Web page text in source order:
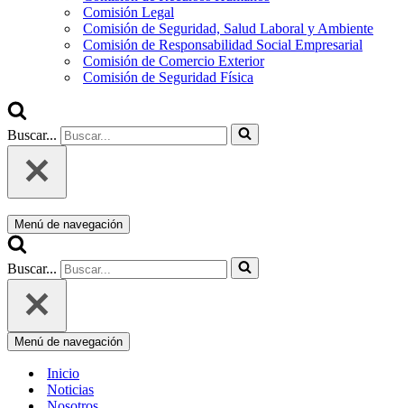
Comisión Legal
Comisión de Seguridad, Salud Laboral y Ambiente
Comisión de Responsabilidad Social Empresarial
Comisión de Comercio Exterior
Comisión de Seguridad Física
Buscar...
Menú de navegación
Buscar...
Menú de navegación
Inicio
Noticias